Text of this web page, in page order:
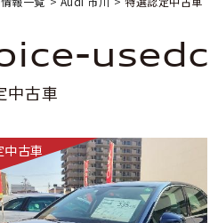
中古車
中古車